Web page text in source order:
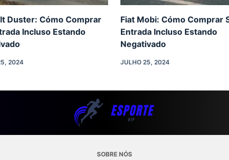
Duster: Cómo Comprar
Incluso Estando
2024
Fiat Mobi: Cómo Comprar
Entrada Incluso Estando
Negativado
JULHO 25, 2024
SOBRE NÓS